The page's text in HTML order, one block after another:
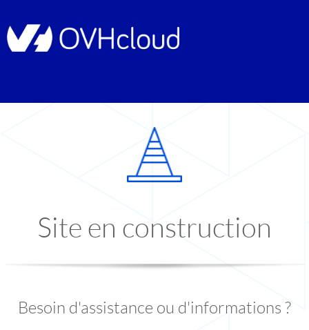
Site en construction
Besoin d'assistance ou d'informations ?